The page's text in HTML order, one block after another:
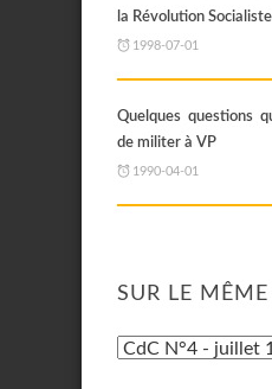
la Révolution Socialiste
1998-07-01
Quelques questions
de militer à VP
1990-04-01
SUR LE MÊME